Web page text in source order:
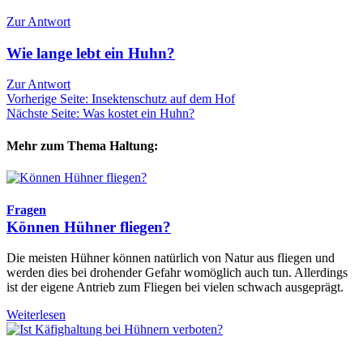
Zur Antwort
Wie lange lebt ein Huhn?
Zur Antwort
Vorherige Seite: Insektenschutz auf dem Hof
Nächste Seite: Was kostet ein Huhn?
Mehr zum Thema Haltung:
Fragen
Können Hühner fliegen?
Die meisten Hühner können natürlich von Natur aus fliegen und
werden dies bei drohender Gefahr womöglich auch tun. Allerdings
ist der eigene Antrieb zum Fliegen bei vielen schwach ausgeprägt.
Weiterlesen